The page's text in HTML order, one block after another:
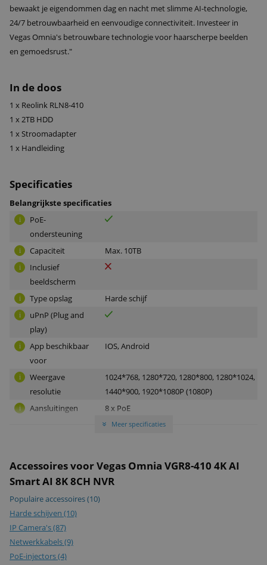
bewaakt je eigendommen dag en nacht met slimme AI-technologie,
24/7 betrouwbaarheid en eenvoudige connectiviteit. Investeer in
Vegas Omnia's betrouwbare technologie voor haarscherpe beelden
en gemoedsrust."
In de doos
1 x Reolink RLN8-410
1 x 2TB HDD
1 x Stroomadapter
1 x Handleiding
Specificaties
Belangrijkste specificaties
i
PoE-
ondersteuning
i Capaciteit Max. 10TB
i
Inclusief
beeldscherm
i Type opslag Harde schijf
i
uPnP (Plug and
play)
i
App beschikbaar
voor
IOS, Android
i
Weergave
resolutie
1024*768, 1280*720, 1280*800, 1280*1024,
1440*900, 1920*1080P (1080P)
i Aansluitingen 8 x PoE
i Garantie 2 jaar
i Garantietype Carry-in
i HDD Interface
Micro-SD slot
HDMI-poort
i VGA-poort
» Meer specificaties
Accessoires voor Vegas Omnia VGR8-410 4K AI
Smart AI 8K 8CH NVR
Populaire accessoires(10)
Harde schijven (10)
IP Camera's(87)
Netwerkkabels(9)
PoE-injectors(4)